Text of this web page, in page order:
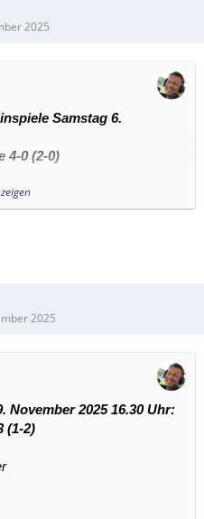
2025
Samstag 6.
4-0 (2-0)
Heimsieg für den
Akzente: Nach einem
2025
November 2025 16.30 Uhr:
(1-2)